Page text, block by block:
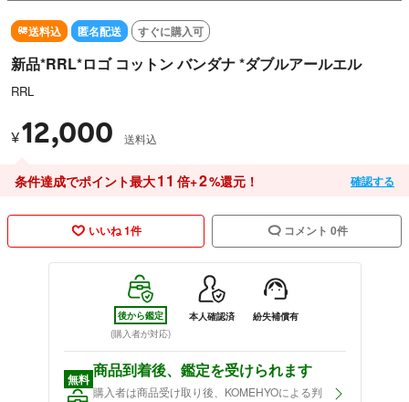
送料込 匿名配送 すぐに購入可
新品*RRL*ロゴ コットン バンダナ *ダブルアールエル
RRL
¥12,000 送料込
条件達成でポイント最大11 倍+2%還元！ 確認する
いいね 1件 コメント 0件
後から鑑定
(購入者が対応)
本人確認済 紛失補償有
無料 商品到着後、鑑定を受けられます
購入者は商品受け取り後、KOMEHYOによる判